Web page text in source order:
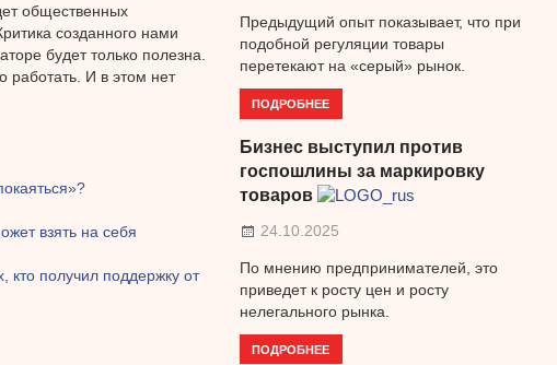
общественных
созданного нами
будет только полезна.
работать. И в этом нет
взять на себя
кто получил поддержку от
Предыдущий опыт показывает, что при
подобной регуляции товары
перетекают на «серый» рынок.
ПОДРОБНЕЕ
Бизнес выступил против
госпошлины за маркировку
товаров
24.10.2025
По мнению предпринимателей, это
приведет к росту цен и росту
нелегального рынка.
ПОДРОБНЕЕ